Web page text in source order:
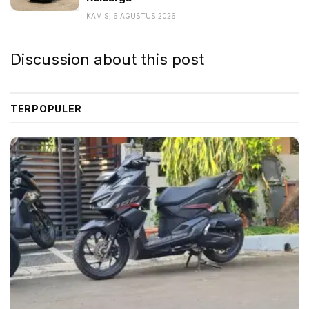
mobil di seluruh dunia.Jinba-Ittai
pengembangan berbagai model kendaraan, terutama
dalam aspek keselamatan dan kenyamanan.
Filosofi Jinba-Ittai yang lebih disempurnakan lagi oleh
paraengineerMazda ,menjadikan All-New Mazda CX-
60 sebagai mobil dengan ideologiThe Perfect Jinba-
Ittai,hubungan tanpa batas antara mobil dan
pengemudi, terutama hubungan dalam aspek
keselamatan dan kenyamanan,” ujar Ricky Thio,
managing director PT Eurokars Motor Indonesia,
dalam keterangan resmi, dikutip Jumat (28/7/2023).
Fokus Mazda, kata dia, tidak hanya sebuah estetika,
KAMIS, 6 AGUSTUS 2026
Discussion about this post
TERPOPULER